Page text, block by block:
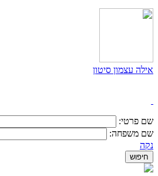
אילה עצמון סיטון
שם פרטי:
שם משפחה:
נקה